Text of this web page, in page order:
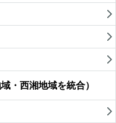
・西湘地域を統合）